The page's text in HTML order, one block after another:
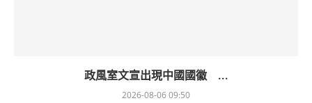
政風室文宣出現中國國徽 ...
2026-08-06 09:50